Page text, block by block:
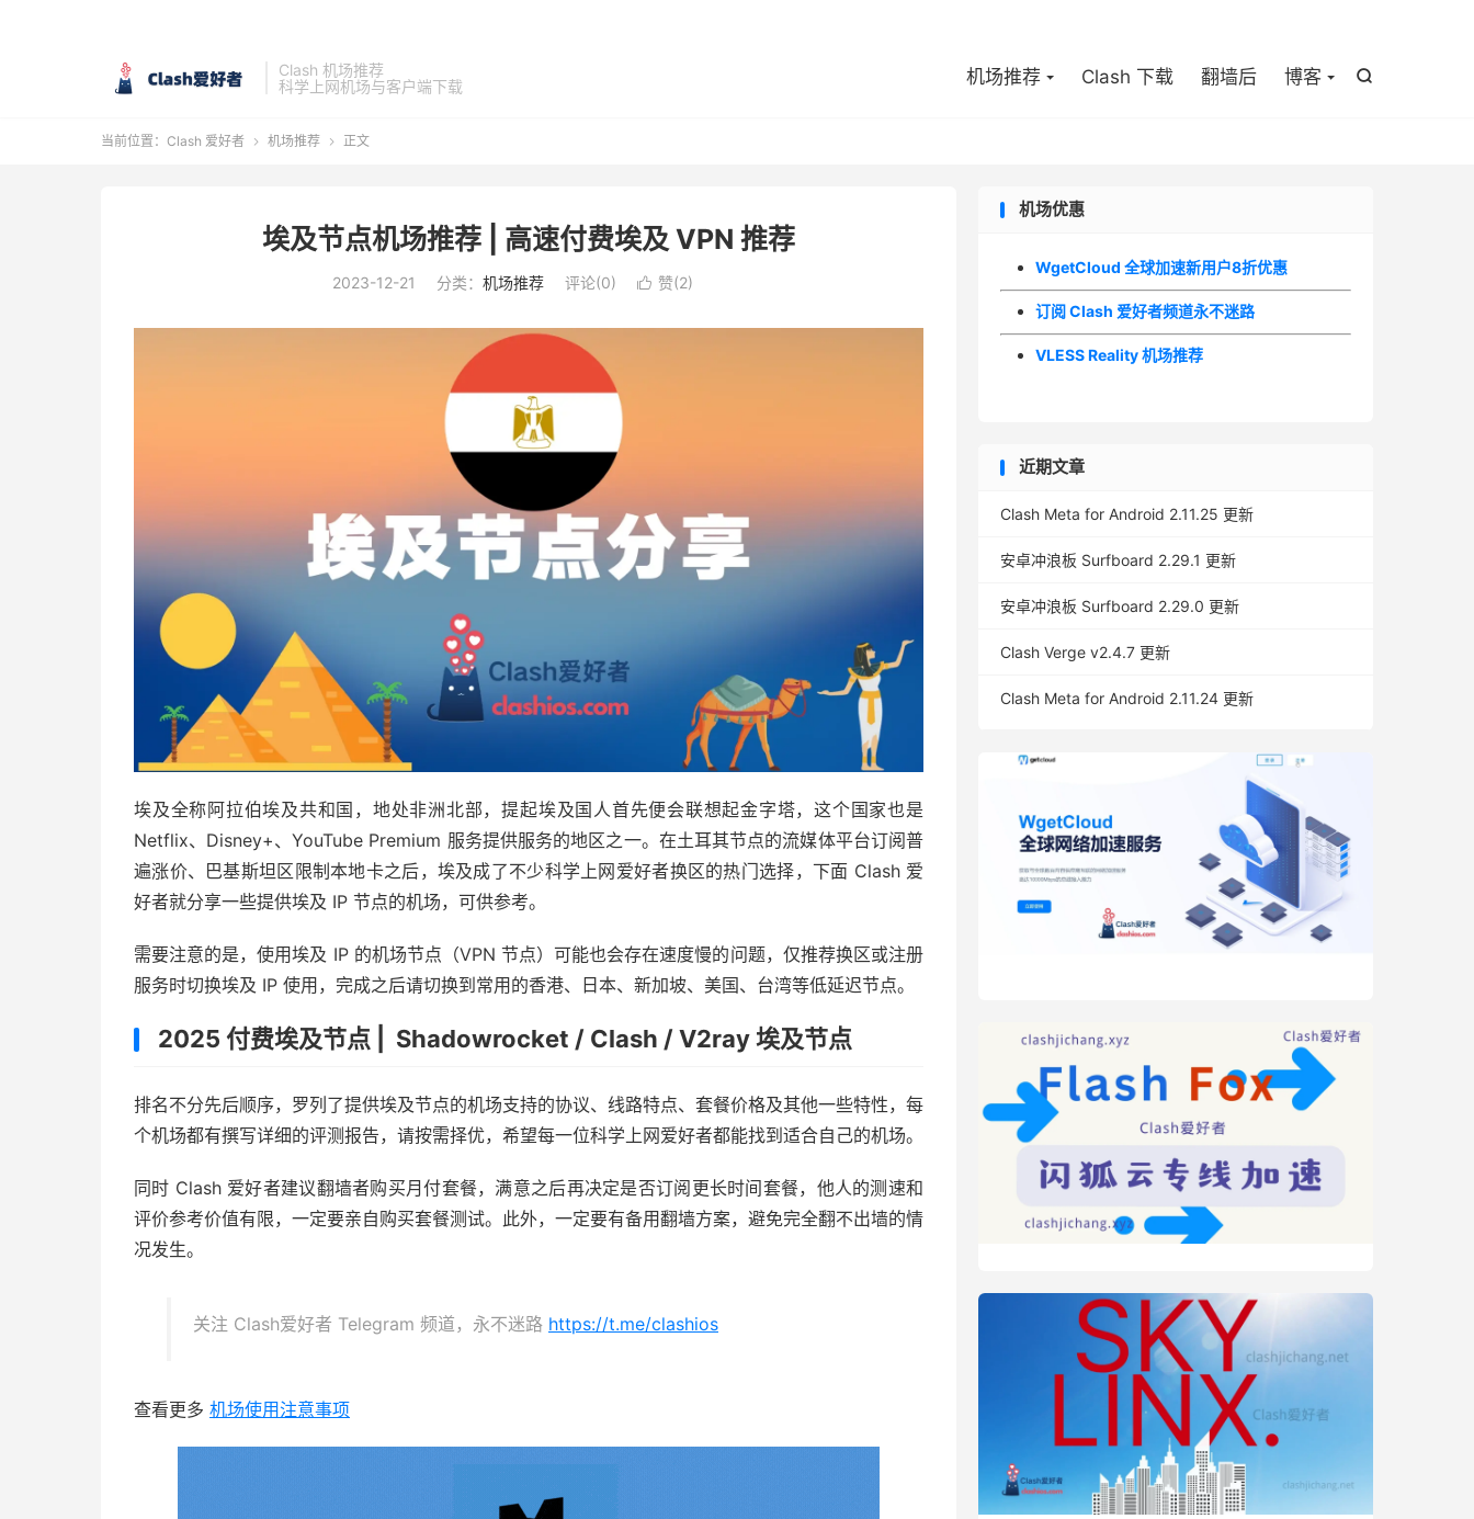
Clash 机场推荐
科学上网机场与客户端下载

机场推荐 Clash 下载 翻墙后 博客
当前位置： Clash 爱好者  机场推荐  正文
埃及节点机场推荐 | 高速付费埃及 VPN 推荐
2023-12-21 分类： 机场推荐 评论(0)  赞(2)
埃及全称阿拉伯埃及共和国，地处非洲北部，提起埃及国人首先便会联想起金字塔，这个国家也是
Netflix、Disney+、YouTube Premium 服务提供服务的地区之一。在土耳其节点的流媒体平台订阅普
遍涨价、巴基斯坦区限制本地卡之后，埃及成了不少科学上网爱好者换区的热门选择，下面 Clash 爱
好者就分享一些提供埃及 IP 节点的机场，可供参考。
需要注意的是，使用埃及 IP 的机场节点（VPN 节点）可能也会存在速度慢的问题，仅推荐换区或注册
服务时切换埃及 IP 使用，完成之后请切换到常用的香港、日本、新加坡、美国、台湾等低延迟节点。
2025 付费埃及节点 | Shadowrocket / Clash / V2ray 埃及节点
排名不分先后顺序，罗列了提供埃及节点的机场支持的协议、线路特点、套餐价格及其他一些特性，每
个机场都有撰写详细的评测报告，请按需择优，希望每一位科学上网爱好者都能找到适合自己的机场。
同时 Clash 爱好者建议翻墙者购买月付套餐，满意之后再决定是否订阅更长时间套餐，他人的测速和
评价参考价值有限，一定要亲自购买套餐测试。此外，一定要有备用翻墙方案，避免完全翻不出墙的情
况发生。
关注 Clash爱好者 Telegram 频道，永不迷路 https://t.me/clashios
查看更多 机场使用注意事项
机场优惠
WgetCloud 全球加速新用户8折优惠
订阅 Clash 爱好者频道永不迷路
VLESS Reality 机场推荐
近期文章
Clash Meta for Android 2.11.25 更新
安卓冲浪板 Surfboard 2.29.1 更新
安卓冲浪板 Surfboard 2.29.0 更新
Clash Verge v2.4.7 更新
Clash Meta for Android 2.11.24 更新